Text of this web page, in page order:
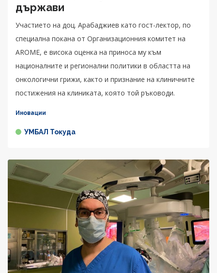
държави
Участието на доц. Арабаджиев като гост-лектор, по
специална покана от Организационния комитет на
AROME, е висока оценка на приноса му към
националните и регионални политики в областта на
онкологични грижи, както и признание на клиничните
постижения на клиниката, която той ръководи.
Иновации
УМБАЛ Токуда